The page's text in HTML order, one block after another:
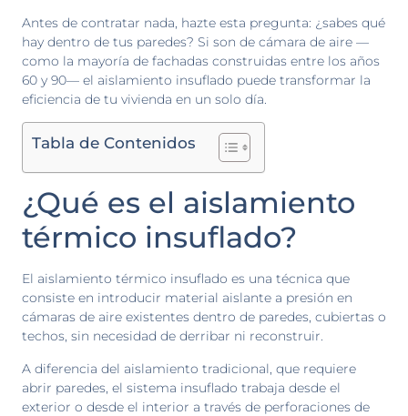
Antes de contratar nada, hazte esta pregunta: ¿sabes qué
hay dentro de tus paredes? Si son de cámara de aire —
como la mayoría de fachadas construidas entre los años
60 y 90— el aislamiento insuflado puede transformar la
eficiencia de tu vivienda en un solo día.
Tabla de Contenidos
¿Qué es el aislamiento
térmico insuflado?
El aislamiento térmico insuflado es una técnica que
consiste en introducir material aislante a presión en
cámaras de aire existentes dentro de paredes, cubiertas o
techos, sin necesidad de derribar ni reconstruir.
A diferencia del aislamiento tradicional, que requiere
abrir paredes, el sistema insuflado trabaja desde el
exterior o desde el interior a través de perforaciones de